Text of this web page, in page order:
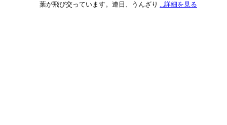
葉が飛び交っています。連日、うんざり ...詳細を見る